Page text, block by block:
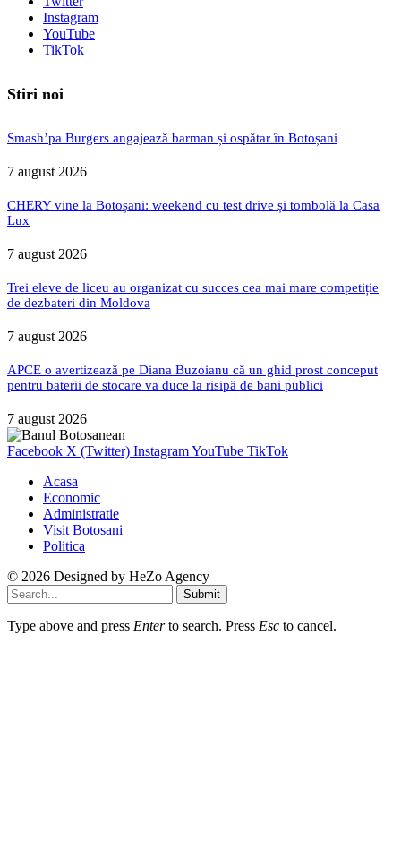
Instagram
YouTube
TikTok
Stiri noi
Smash’pa Burgers angajează barman și ospătar în Botoșani
7 august 2026
CHERY vine la Botoșani: weekend cu test drive și tombolă la Casa
Lux
7 august 2026
Trei eleve de liceu au organizat cu succes cea mai mare competiție
de dezbateri din Moldova
7 august 2026
APCE o avertizează pe Diana Buzoianu că un ghid prost conceput
pentru baterii de stocare va duce la risipă de bani publici
7 august 2026
Facebook X (Twitter) InstagramYouTube TikTok
Acasa
Economic
Administratie
Visit Botosani
Politica
© 2026 Designed by HeZo Agency
Submit
Type above and press Enterto search. Press Esc to cancel.